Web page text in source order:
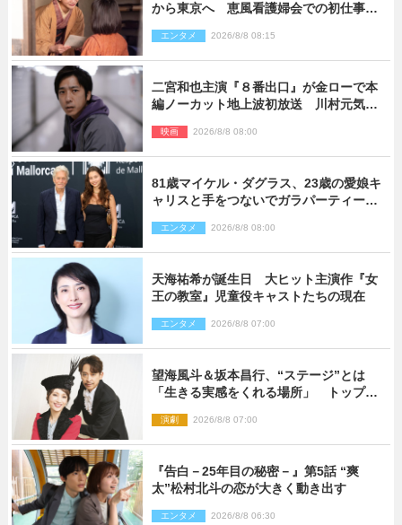
から東京へ 恵風看護婦会での初仕事に
エンタメ 2026/8/8 08:15
二宮和也主演『８番出口』が金ローで本
編ノーカット地上波初放送 川村元気監
映画 2026/8/8 08:00
81歳マイケル・ダグラス、23歳の愛娘キ
ャリスと手をつないでガラパーティーに
エンタメ 2026/8/8 08:00
天海祐希が誕生日 大ヒット主演作『女
王の教室』児童役キャストたちの現在
エンタメ 2026/8/8 07:00
望海風斗＆坂本昌行、“ステージ”とは
「生きる実感をくれる場所」 トップを
演劇 2026/8/8 07:00
『告白－25年目の秘密－』第5話 “爽
太”松村北斗の恋が大きく動き出す
エンタメ 2026/8/8 06:30